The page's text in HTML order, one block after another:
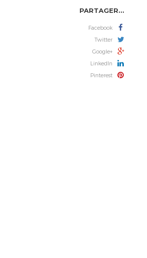
PARTAGER...
Facebook
Twitter
Google+
LinkedIn
Pinterest